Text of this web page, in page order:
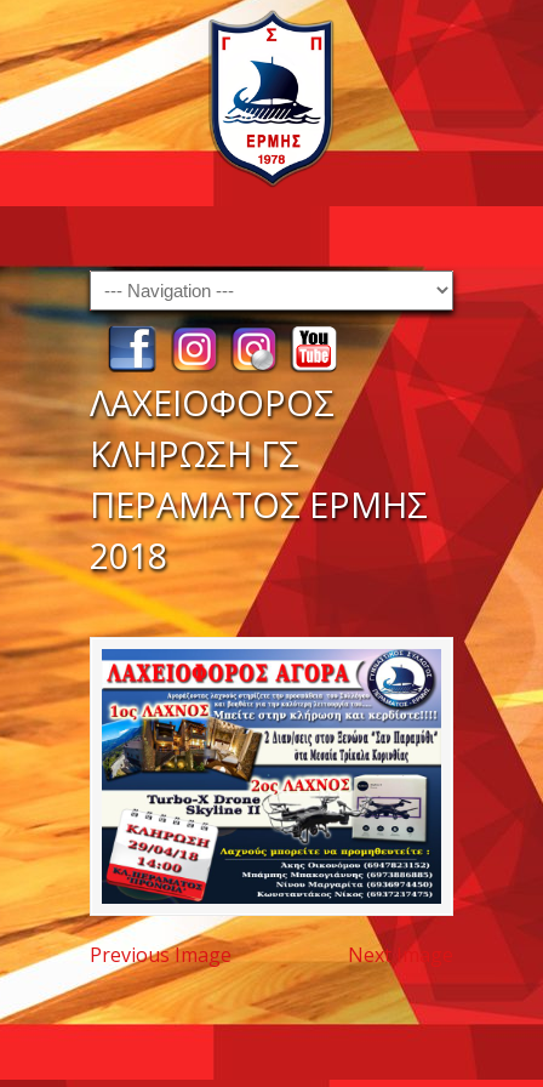
Navigation
ΛΑΧΕΙΟΦΟΡΟΣ
ΚΛΗΡΩΣΗ ΓΣ
ΠΕΡΑΜΑΤΟΣ ΕΡΜΗΣ
2018
Previous Image Next Image